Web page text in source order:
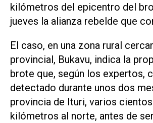
kilómetros del epicentro del
jueves la alianza rebelde que
El caso, en una zona rural
provincial, Bukavu, indica la
brote que, según los expertos,
detectado durante unos dos
provincia de Ituri, varios
kilómetros al norte, antes de